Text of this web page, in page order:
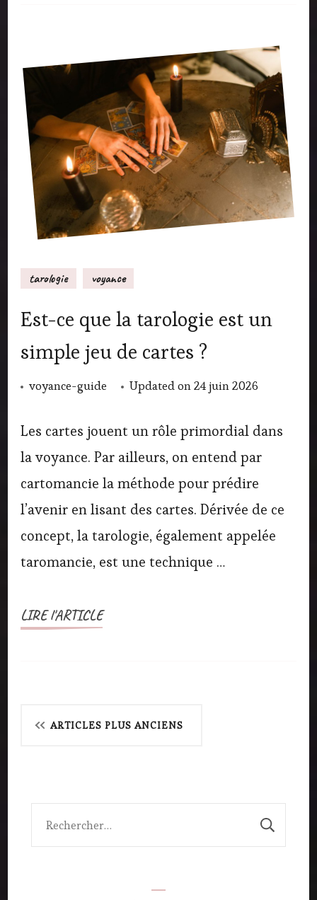
tarologie voyance
Est-ce que la tarologie est un
simple jeu de cartes ?
voyance-guide Updated on24 juin 2026
Les cartes jouent un rôle primordial dans
la voyance. Par ailleurs, on entend par
cartomancie la méthode pour prédire
l’avenir en lisant des cartes. Dérivée de ce
concept, la tarologie, également appelée
taromancie, est une technique …
LIRE l'ARTICLE
Navigation
articles
ARTICLES PLUS ANCIENS